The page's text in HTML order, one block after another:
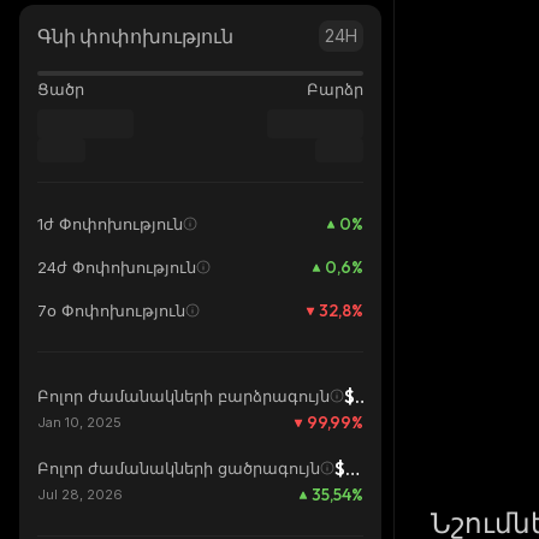
Գնի փոփոխություն 24H
Ցածր Բարձր
1ժ Փոփոխություն 0%
24ժ Փոփոխություն 0,6%
7օ Փոփոխություն 32,8%
Բոլոր ժամանակների բարձրագույն $4,1
Jan 10, 2025 99,99%
Բոլոր ժամանակների ցածրագույն $0,0001659
Jul 28, 2026 35,54%